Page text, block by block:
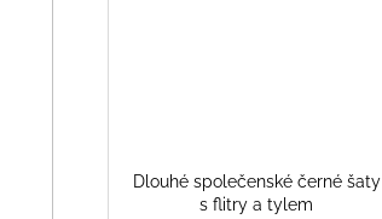
Dlouhé společenské černé šaty
s flitry a tylem